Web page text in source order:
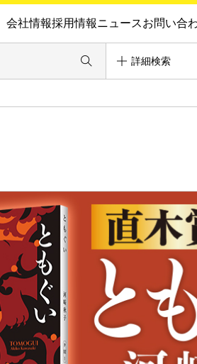
会社情報採用情報ニュースお問い合
詳細検索